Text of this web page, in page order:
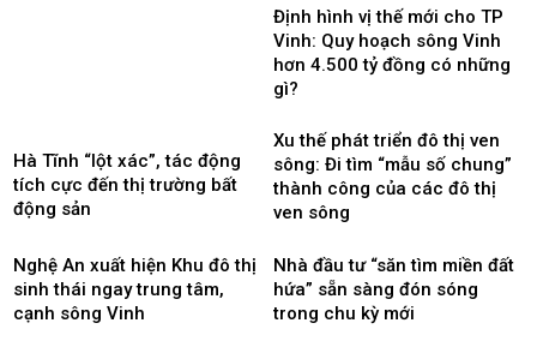
Hà Tĩnh “lột xác”, tác động
tích cực đến thị trường bất
động sản
Định hình vị thế mới cho TP
Vinh: Quy hoạch sông Vinh
hơn 4.500 tỷ đồng có những
gì?
Xu thế phát triển đô thị ven
sông: Đi tìm “mẫu số chung”
thành công của các đô thị
ven sông
Nghệ An xuất hiện Khu đô thị
sinh thái ngay trung tâm,
cạnh sông Vinh
Nhà đầu tư “săn tìm miền đất
hứa” sẵn sàng đón sóng
trong chu kỳ mới